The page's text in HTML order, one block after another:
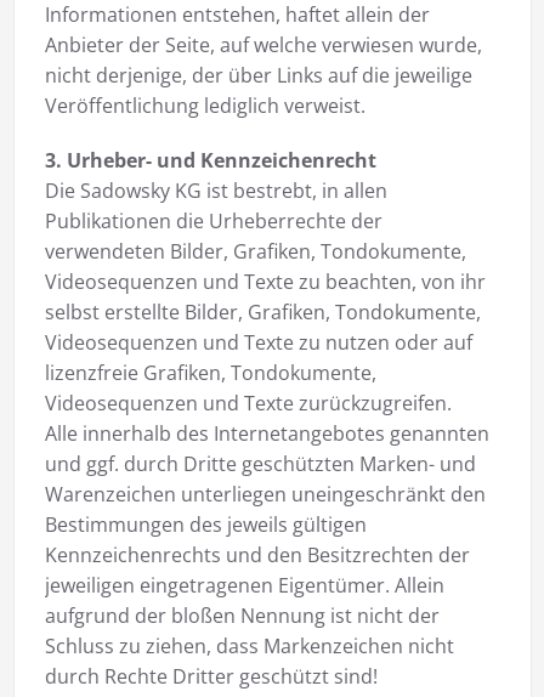
Informationen entstehen, haftet allein der
Anbieter der Seite, auf welche verwiesen wurde,
nicht derjenige, der über Links auf die jeweilige
Veröffentlichung lediglich verweist.
3. Urheber- und Kennzeichenrecht
Die Sadowsky KG ist bestrebt, in allen
Publikationen die Urheberrechte der
verwendeten Bilder, Grafiken, Tondokumente,
Videosequenzen und Texte zu beachten, von ihr
selbst erstellte Bilder, Grafiken, Tondokumente,
Videosequenzen und Texte zu nutzen oder auf
lizenzfreie Grafiken, Tondokumente,
Videosequenzen und Texte zurückzugreifen.
Alle innerhalb des Internetangebotes genannten
und ggf. durch Dritte geschützten Marken- und
Warenzeichen unterliegen uneingeschränkt den
Bestimmungen des jeweils gültigen
Kennzeichenrechts und den Besitzrechten der
jeweiligen eingetragenen Eigentümer. Allein
aufgrund der bloßen Nennung ist nicht der
Schluss zu ziehen, dass Markenzeichen nicht
durch Rechte Dritter geschützt sind!